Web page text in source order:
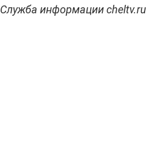
Служба информации cheltv.ru